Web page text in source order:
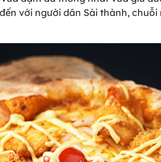
với người dân Sài thành,